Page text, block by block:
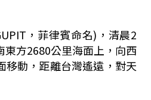
，菲律賓命名)，清晨2
東方2680公里海面上，向西
移動，距離台灣遙遠，對天